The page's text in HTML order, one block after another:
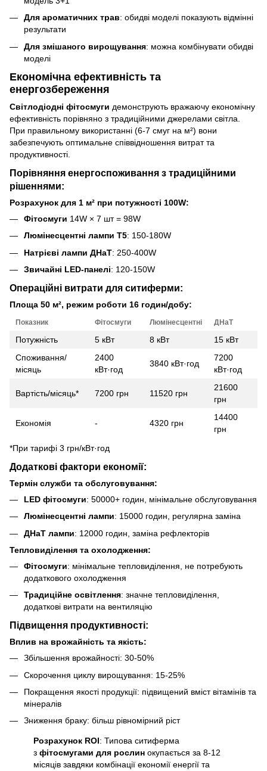
Для ароматичних трав: обидві моделі показують відмінні
результати
Для змішаного вирощування: можна комбінувати обидві
моделі
Економічна ефективність та
енергозбереження
Світлодіодні фітосмуги демонструють вражаючу економічну
ефективність порівняно з традиційними джерелами світла.
При правильному використанні (6-7 смуг на м²) вони
забезпечують оптимальне співвідношення витрат та
продуктивності.
Порівняння енергоспоживання з традиційними
рішеннями:
Розрахунок для 1 м² при потужності 100W:
Фітосмуги 14W × 7 шт = 98W
Люмінесцентні лампи T5: 150-180W
Натрієві лампи ДНаТ: 250-400W
Звичайні LED-панелі: 120-150W
Операційні витрати для ситиферми:
Площа 50 м², режим роботи 16 годин/добу:
Показник Фітосмуги Люмінесцентні ДНаТ
Потужність 5 кВт 8 кВт
15 кВт
Споживання/
місяць
2400
кВт·год
3840 кВт·год
7200
кВт·год
Вартість/місяць* 7200 грн 11520 грн
21600
грн
Економія - 4320 грн
14400
грн
*При тарифі 3 грн/кВт·год
Додаткові фактори економії:
Термін служби та обслуговування:
LED фітосмуги: 50000+ годин, мінімальне обслуговування
Люмінесцентні лампи: 15000 годин, регулярна заміна
ДНаТ лампи: 12000 годин, заміна рефлекторів
Тепловиділення та охолодження:
Фітосмуги: мінімальне тепловиділення, не потребують
додаткового охолодження
Традиційне освітлення: значне тепловиділення,
додаткові витрати на вентиляцію
Підвищення продуктивності:
Вплив на врожайність та якість:
Збільшення врожайності: 30-50%
Скорочення циклу вирощування: 15-25%
Покращення якості продукції: підвищений вміст вітамінів та
мінералів
Зниження браку: більш рівномірний ріст
Розрахунок ROI: Типова ситиферма
з фітосмугами для рослин окупається за 8-12
місяців завдяки комбінації економії енергії та